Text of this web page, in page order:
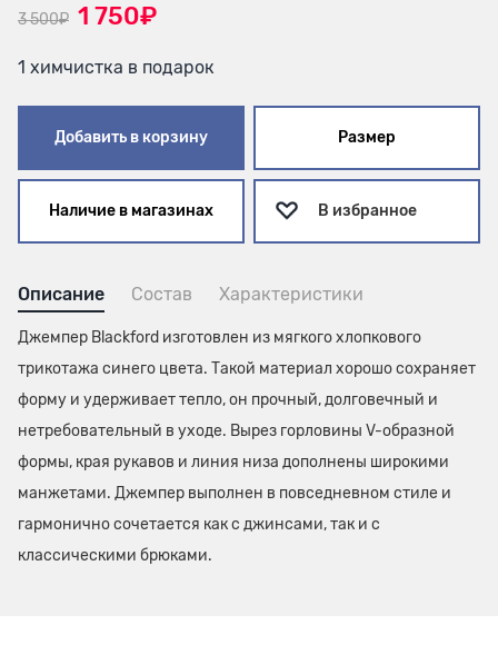
3 500₽ 1 750₽
1 химчистка в подарок
Добавить в корзину Размер
Наличие в магазинах В избранное
Описание Состав Характеристики
Джемпер Blackford изготовлен из мягкого хлопкового
трикотажа синего цвета. Такой материал хорошо сохраняет
форму и удерживает тепло, он прочный, долговечный и
нетребовательный в уходе. Вырез горловины V-образной
формы, края рукавов и линия низа дополнены широкими
манжетами. Джемпер выполнен в повседневном стиле и
гармонично сочетается как с джинсами, так и с
классическими брюками.